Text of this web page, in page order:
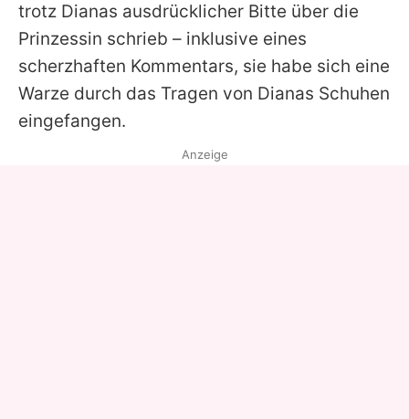
Utiq verwalten
trotz Dianas ausdrücklicher Bitte über die
Prinzessin schrieb – inklusive eines
scherzhaften Kommentars, sie habe sich eine
Warze durch das Tragen von Dianas Schuhen
eingefangen.
Anzeige